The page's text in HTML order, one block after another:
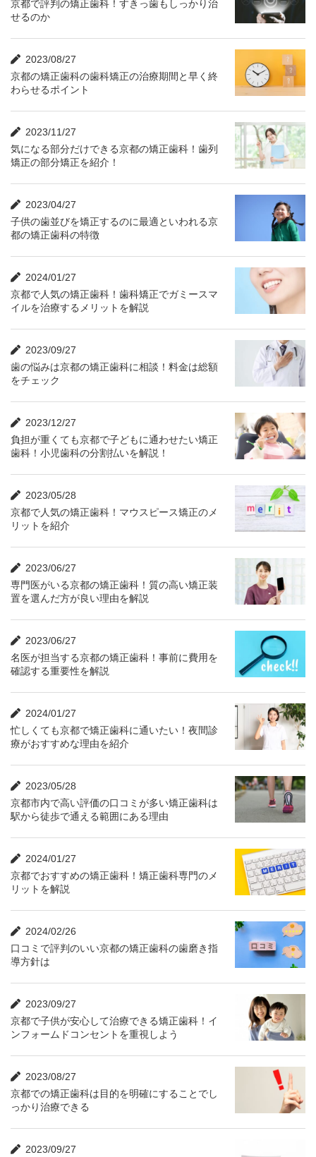
京都で評判の矯正歯科！すきっ歯もしっかり治
せるのか
2023/08/27
京都の矯正歯科の歯科矯正の治療期間と早く終
わらせるポイント
2023/11/27
気になる部分だけできる京都の矯正歯科！歯列
矯正の部分矯正を紹介！
2023/04/27
子供の歯並びを矯正するのに最適といわれる京
都の矯正歯科の特徴
2024/01/27
京都で人気の矯正歯科！歯科矯正でガミースマ
イルを治療するメリットを解説
2023/09/27
歯の悩みは京都の矯正歯科に相談！料金は総額
をチェック
2023/12/27
負担が重くても京都で子どもに通わせたい矯正
歯科！小児歯科の分割払いを解説！
2023/05/28
京都で人気の矯正歯科！マウスピース矯正のメ
リットを紹介
2023/06/27
専門医がいる京都の矯正歯科！質の高い矯正装
置を選んだ方が良い理由を解説
2023/06/27
名医が担当する京都の矯正歯科！事前に費用を
確認する重要性を解説
2024/01/27
忙しくても京都で矯正歯科に通いたい！夜間診
療がおすすめな理由を紹介
2023/05/28
京都市内で高い評価の口コミが多い矯正歯科は
駅から徒歩で通える範囲にある理由
2024/01/27
京都でおすすめの矯正歯科！矯正歯科専門のメ
リットを解説
2024/02/26
口コミで評判のいい京都の矯正歯科の歯磨き指
導方針は
2023/09/27
京都で子供が安心して治療できる矯正歯科！イ
ンフォームドコンセントを重視しよう
2023/08/27
京都での矯正歯科は目的を明確にすることでし
っかり治療できる
2023/09/27